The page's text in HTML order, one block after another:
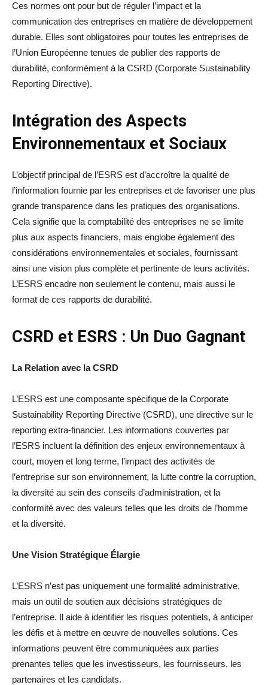
Ces normes ont pour but de réguler l’impact et la
communication des entreprises en matière de développement
durable. Elles sont obligatoires pour toutes les entreprises de
l’Union Européenne tenues de publier des rapports de
durabilité, conformément à la CSRD (Corporate Sustainability
Reporting Directive).
Intégration des Aspects
Environnementaux et Sociaux
L’objectif principal de l’ESRS est d’accroître la qualité de
l’information fournie par les entreprises et de favoriser une plus
grande transparence dans les pratiques des organisations.
Cela signifie que la comptabilité des entreprises ne se limite
plus aux aspects financiers, mais englobe également des
considérations environnementales et sociales, fournissant
ainsi une vision plus complète et pertinente de leurs activités.
L’ESRS encadre non seulement le contenu, mais aussi le
format de ces rapports de durabilité.
CSRD et ESRS : Un Duo Gagnant
La Relation avec la CSRD
L’ESRS est une composante spécifique de la Corporate
Sustainability Reporting Directive (CSRD), une directive sur le
reporting extra-financier. Les informations couvertes par
l’ESRS incluent la définition des enjeux environnementaux à
court, moyen et long terme, l’impact des activités de
l’entreprise sur son environnement, la lutte contre la corruption,
la diversité au sein des conseils d’administration, et la
conformité avec des valeurs telles que les droits de l’homme
et la diversité.
Une Vision Stratégique Élargie
L’ESRS n’est pas uniquement une formalité administrative,
mais un outil de soutien aux décisions stratégiques de
l’entreprise. Il aide à identifier les risques potentiels, à anticiper
les défis et à mettre en œuvre de nouvelles solutions. Ces
informations peuvent être communiquées aux parties
prenantes telles que les investisseurs, les fournisseurs, les
partenaires et les candidats.